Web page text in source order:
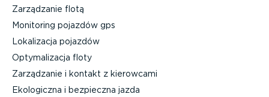
Zarządzanie flotą
Monitoring pojazdów gps
Lokalizacja pojazdów
Optyma­li­zacja floty
Zarządzanie i kontakt z kierowcami
Ekologiczna i bezpieczna jazda